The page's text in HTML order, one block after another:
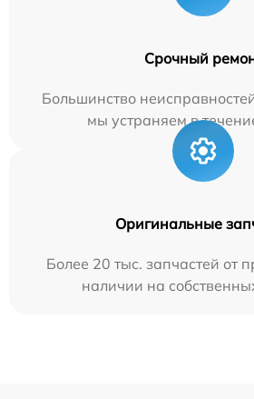
Срочный
Большинство
мы устраняем в
Оригинальные
Более 20 тыс. запчастей от
наличии на